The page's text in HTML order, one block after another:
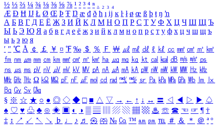
½ ⅓ ⅔ ¼ ¾ ⅛ ⅜ ⅝ ⅞ ¹ ² ³ ⁴ ⁿ ₁ ₂ ₃ ₄
Æ Ð Ħ Ĳ Ł Ø Œ Þ Ŧ Ŋ æ đ ð ħ ı ĳ ĸ ŀ ł ø œ ß þ ŧ ŋ ŉ
А Б В Г Д Е Ё Ж З И Й К Л М Н О П Р С Т У Ф Х Ц Ч Ш Щ Ъ
Ы Ь Э Ю Я а б в г д е ё ж з и й к л м н о п р с т у ф х ц ч ш щ ъ
ы ь э ю я
′ ″ ℃ Å ￠ ￡ ￥ ¤ ℉ ‰ ＄ ％ Ｆ ￦ ㎕ ㎖ ㎗ ℓ ㎘ ㏄ ㎣ ㎤ ㎥ ㎦
㎙ ㎚ ㎛ ㎜ ㎝ ㎞ ㎟ ㎠ ㎡ ㎢ ㏊ ㎍ ㎎ ㎏ ㏏ ㎈ ㎉ ㏈ ㎧ ㎨ ㎰
㎱ ㎲ ㎳ ㎴ ㎵ ㎶ ㎷ ㎸ ㎹ ㎀ ㎁ ㎂ ㎃ ㎄ ㎺ ㎻ ㎽ ㎾ ㎿ ㎐ ㎑
㎒ ㎓ ㎔ Ω ㏀ ㏁ ㎊ ㎋ ㎌ ㏖ ㏅ ㎭ ㎮ ㎯ ㏛ ㎩ ㎪ ㎫ ㎬ ㏝ ㏐
㏓
㏃ ㏉ ㏜ ㏆
§ ※ ☆ ★ ○ ● ◎ ◇ ◆ □ ■ △ ▽ → ← ↑ ↓ ↔ 〓 ◁ ◀ ▷ ▶ ♤
♠ ♡ ♥ ♧ ♣ ⊙ ◈ ▣ ◐ ◑ ▒ ▤ ▨ ▧ ▦ ▩ ♨ ☏ ☎ ☜ ☞ ¶ †
‡ ↕ ↗ ↙ ↖ ↘ ♭ ♩ ♪ ♬ ㉿ ㈜ № ㏇ ™ ㏂ ㏘ ℡ ＃ ＆ ＊ ＠ ª º